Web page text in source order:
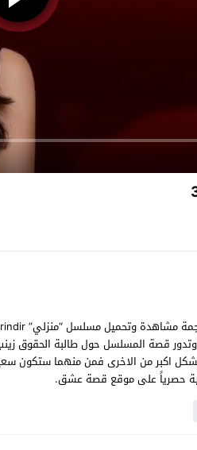
قصة المسلسل حول طالبة الحقوق
حصرياً على موقع قصة عشق.